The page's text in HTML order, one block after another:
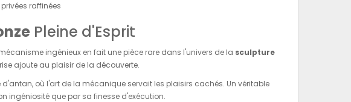
raffinées
Pleine d'Esprit
ingénieux en fait une pièce rare dans l'univers de la sculpture
ajoute au plaisir de la découverte.
où l'art de la mécanique servait les plaisirs cachés. Un véritable
ingéniosité que par sa finesse d'exécution.